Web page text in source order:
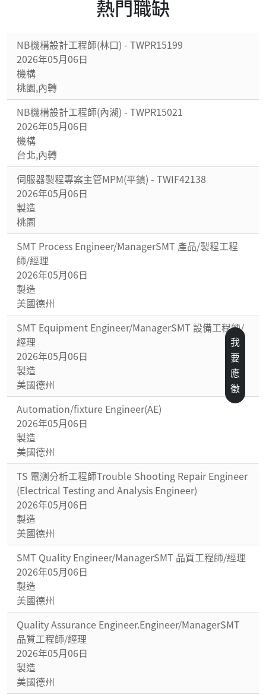
我要應徵
熱門職缺
NB機構設計工程師(林口) - TWPR15199
2026年05月06日
機構
桃園,內轉
NB機構設計工程師(內湖) - TWPR15021
2026年05月06日
機構
台北,內轉
伺服器製程專案主管MPM(平鎮) - TWIF42138
2026年05月06日
製造
桃園
SMT Process Engineer/ManagerSMT 產品/製程工程
師/經理
2026年05月06日
製造
美國德州
SMT Equipment Engineer/ManagerSMT 設備工程師/
經理
2026年05月06日
製造
美國德州
Automation/fixture Engineer(AE)
2026年05月06日
製造
美國德州
TS 電测分析工程師Trouble Shooting Repair Engineer
(Electrical Testing and Analysis Engineer)
2026年05月06日
製造
美國德州
SMT Quality Engineer/ManagerSMT 品質工程師/經理
2026年05月06日
製造
美國德州
Quality Assurance Engineer.Engineer/ManagerSMT
品質工程師/經理
2026年05月06日
製造
美國德州